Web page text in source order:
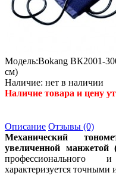
Модель:Bokang ВК2001-
см)
Наличие: нет в наличии
Наличие товара и цену
Описание Отзывы (0)
Механический
увеличенной манжетой
профессионального
характеризуется точными